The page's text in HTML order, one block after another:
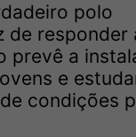
polo
de responder
prevê a
e
condições